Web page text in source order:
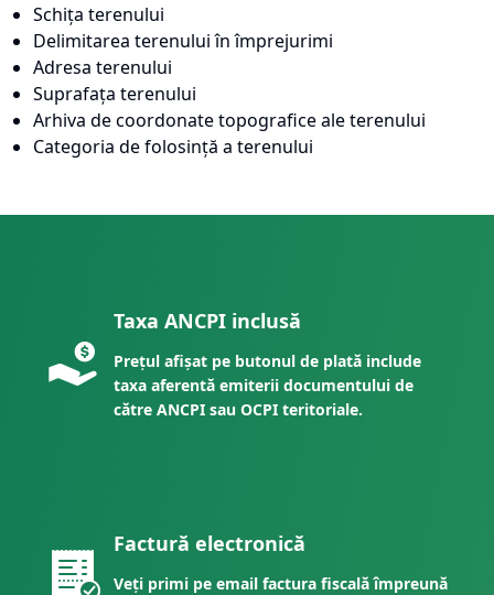
Schița terenului
Delimitarea terenului în împrejurimi
Adresa terenului
Suprafața terenului
Arhiva de coordonate topografice ale terenului
Categoria de folosință a terenului
Taxa ANCPI inclusă
Prețul afișat pe butonul de plată include
taxa aferentă emiterii documentului de
către ANCPI sau OCPI teritoriale.
Factură electronică
Veți primi pe email factura fiscală împreună